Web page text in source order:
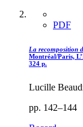
PDF
La recomposition
Montréal/Paris,
324 p.
Lucille
pp. 142–144